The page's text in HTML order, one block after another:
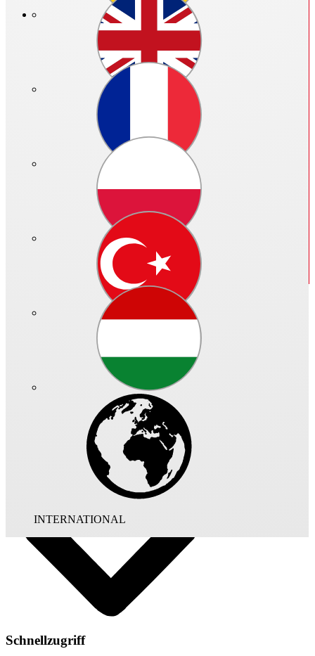
INTERNATIONAL
Bitte anmelden
Art.-Nr.: 08723 - 005
Luftfilter mit beidseitigem Anschlussflansch zum Einbau in
Kanalverlauf. Gehäuse aus verzinktem Stahlblech. Deckel mittels
Schnellverschlüssen zur Filterentnahme aufklapp- bzw. abnehmbar.
Taschenfilter-Kasette mit Filterrahmen in verzinktem Stahlblech.
Großflächige Filtertaschen für hohe Staubaufnahme. Typen KLF
mit Filter der Klasse ISO Coarse 70%/G4 aus Kunstfaser, stark
verfestigt, 190 g/m2. DIN 53438 F1,
selbstverlöschend.Staubeinspeicherung: 354 g/m2.
Schnellzugriff